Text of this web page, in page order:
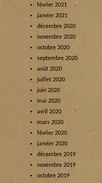
février 2021
janvier 2021
décembre 2020
novembre 2020
octobre 2020
septembre 2020
août 2020
juillet 2020
juin 2020
mai 2020
avril 2020
mars 2020
février 2020
janvier 2020
décembre 2019
novembre 2019
octobre 2019